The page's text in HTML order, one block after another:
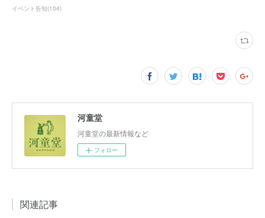
イベント告知(104)
河童堂
河童堂の最新情報など
フォロー
関連記事